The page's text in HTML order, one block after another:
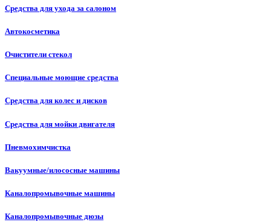
Средства для ухода за салоном
Автокосметика
Очистители стекол
Специальные моющие средства
Средства для колес и дисков
Средства для мойки двигателя
Пневмохимчистка
Вакуумные/илососные машины
Каналопромывочные машины
Каналопромывочные дюзы